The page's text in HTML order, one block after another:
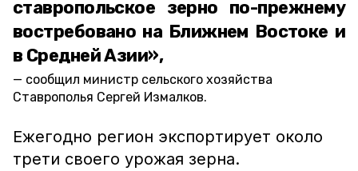
ставропольское зерно по-прежнему
востребовано на Ближнем Востоке и
в Средней Азии»,
сообщил министр сельского хозяйства
Ставрополья Сергей Измалков.
Ежегодно регион экспортирует около
трети своего урожая зерна.